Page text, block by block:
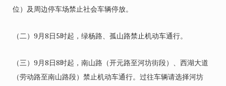
位）及周边停车场禁止社会车辆停放。
（二）9月8日5时起，绿杨路、孤山路禁止机动车通行。
（三）9月8日8时起，南山路（开元路至河坊街段）、西湖大道
（劳动路至南山路段）禁止机动车通行。过往车辆请选择河坊